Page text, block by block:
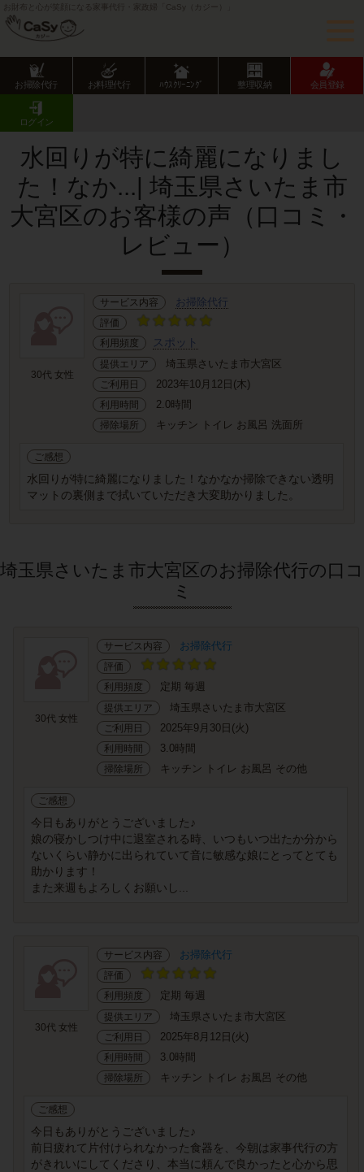
お財布と心が笑顔になる家事代行・家政婦「CaSy（カジー）」
お掃除代行 お料理代行 ﾊｳｽｸﾘｰﾆﾝｸﾞ 整理収納 会員登録
ログイン
CaSy TOP
お客様の声･口コミ詳細
水回りが特に綺麗になりまし
た！なか...| 埼玉県さいたま市
大宮区のお客様の声（口コミ・
レビュー）
30代 女性
サービス内容 お掃除代行
評価
利用頻度
スポット
提供エリア 埼玉県さいたま市大宮区
ご利用日 2023年10月12日(木)
利用時間 2.0時間
掃除場所 キッチン トイレ お風呂 洗面所
ご感想
水回りが特に綺麗になりました！なかなか掃除できない透明
マットの裏側まで拭いていただき大変助かりました。
埼玉県さいたま市大宮区のお掃除代行の口コ
ミ
30代 女性
サービス内容 お掃除代行
評価
利用頻度
定期 毎週
提供エリア 埼玉県さいたま市大宮区
ご利用日 2025年9月30日(火)
利用時間 3.0時間
掃除場所 キッチン トイレ お風呂 その他
ご感想
今日もありがとうございました♪
娘の寝かしつけ中に退室される時、いつもいつ出たか分から
ないくらい静かに出られていて音に敏感な娘にとってとても
助かります！
また来週もよろしくお願いし...
30代 女性
サービス内容 お掃除代行
評価
利用頻度
定期 毎週
提供エリア 埼玉県さいたま市大宮区
ご利用日 2025年8月12日(火)
利用時間 3.0時間
掃除場所 キッチン トイレ お風呂 その他
ご感想
今日もありがとうございました♪
前日疲れて片付けられなかった食器を、今朝は家事代行の方
がきれいにしてくださり、本当に頼んで良かったと心から思